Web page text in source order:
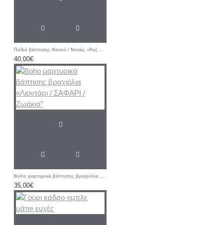
Ποδιά βάπτισης Νονού / Νονάς «Ροζ Πεταλούδα - Λουλούδι»
40,00€
Boho μαρτυρικά βάπτισης βραχιόλια «Λιοντάρι / ΣΑΦΑΡΙ / Ζωάκια”
35,00€